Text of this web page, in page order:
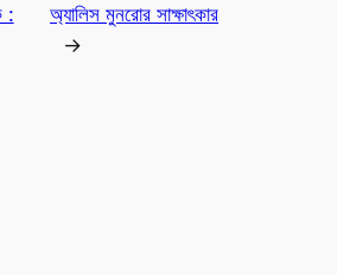
:
অ্যালিস মুনরোর সাক্ষাৎকার
→